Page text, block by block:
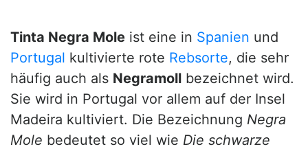
Tinta Negra Mole ist eine in Spanien und
Portugal kultivierte rote Rebsorte, die sehr
häufig auch als Negramoll bezeichnet wird.
Sie wird in Portugal vor allem auf der Insel
Madeira kultiviert. Die Bezeichnung Negra
Mole bedeutet so viel wie Die schwarze